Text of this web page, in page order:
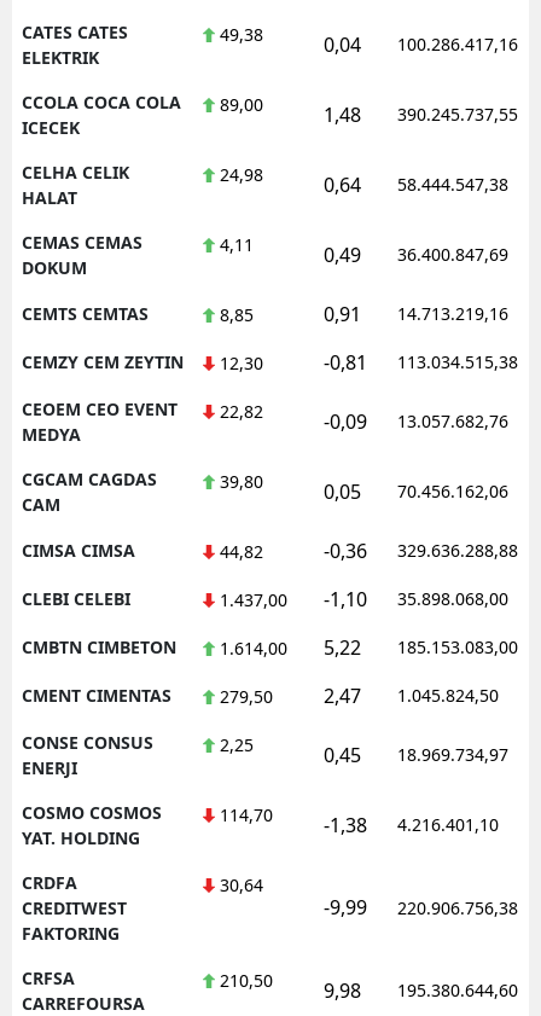
CATES CATES
ELEKTRIK
49,38 0,04 100.286.417,16
CCOLA COCA COLA
ICECEK
89,00 1,48 390.245.737,55
CELHA CELIK
HALAT
24,98 0,64 58.444.547,38
CEMAS CEMAS
DOKUM
4,11 0,49 36.400.847,69
CEMTS CEMTAS 8,85 0,91 14.713.219,16
CEMZY CEM ZEYTIN 12,30 -0,81 113.034.515,38
CEOEM CEO EVENT
MEDYA
22,82 -0,09 13.057.682,76
CGCAM CAGDAS
CAM
39,80 0,05 70.456.162,06
CIMSA CIMSA 44,82 -0,36 329.636.288,88
CLEBI CELEBI 1.437,00 -1,10 35.898.068,00
CMBTN CIMBETON 1.614,00 5,22 185.153.083,00
CMENT CIMENTAS 279,50 2,47 1.045.824,50
CONSE CONSUS
ENERJI
2,25 0,45 18.969.734,97
COSMO COSMOS
YAT. HOLDING
114,70 -1,38 4.216.401,10
CRDFA
CREDITWEST
FAKTORING
30,64
-9,99 220.906.756,38
CRFSA
CARREFOURSA
210,50 9,98 195.380.644,60